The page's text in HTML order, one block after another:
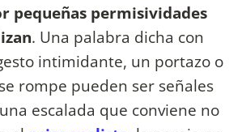
pequeñas permisividades
. Una palabra dicha con
intimidante, un portazo o
rompe pueden ser señales
escalada que conviene no